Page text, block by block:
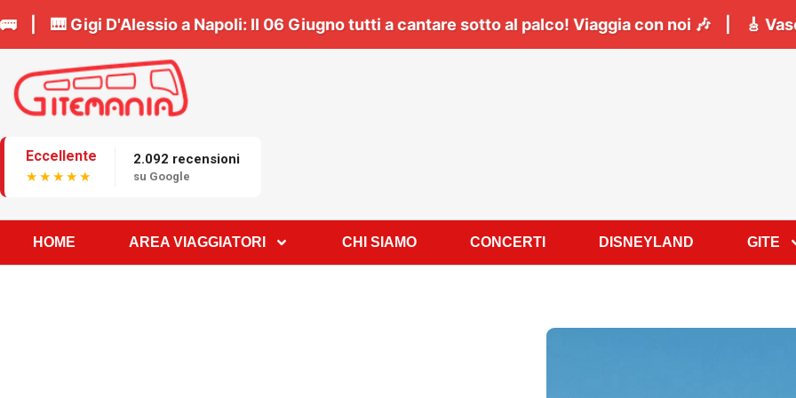
il tuo posto in bus 🚌 | 🎹 Gigi D'Alessio a Napoli:Il06 Giugnotutti a cantare sotto al palco!
Eccellente
★★★★★
2.092 recensioni
su Google
HOME AREA VIAGGIATORI CHI SIAMO CONCERTI DISNEYLAND GITE